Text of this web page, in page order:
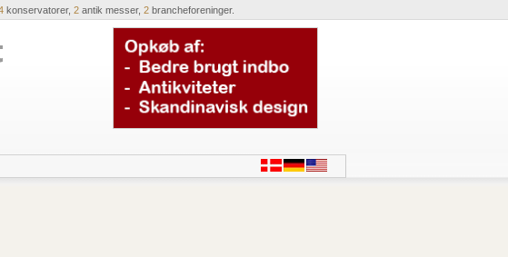
konservatorer, 2 antik messer, 2 brancheforeninger.